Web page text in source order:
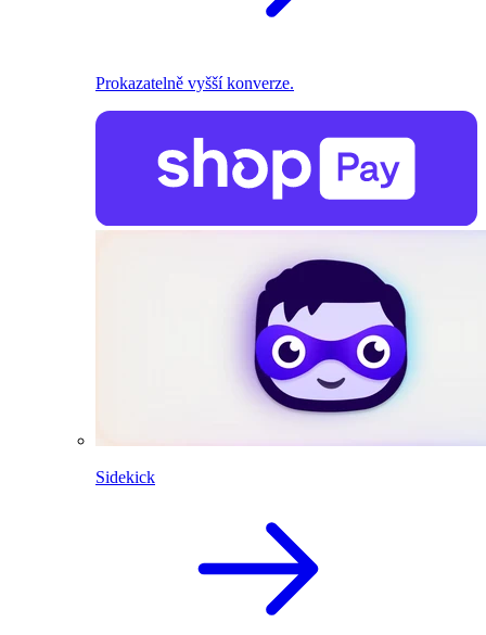
Prokazatelně vyšší konverze.
Sidekick